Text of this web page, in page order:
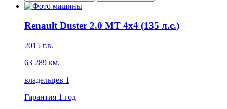
Renault Duster 2.0 MT 4x4 (135 л.с.)
2015 г.в.
63 289 км.
владельцев 1
Гарантия 1 год